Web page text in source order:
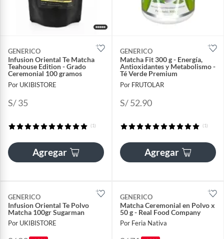
GENERICO
Infusion Oriental Te Matcha
Teahouse Edition - Grado
Ceremonial 100 gramos
Por UKIBISTORE
S/ 35
(1)
Agregar
GENERICO
Matcha Fit 300 g - Energía,
Antioxidantes y Metabolismo -
Té Verde Premium
Por FRUTOLAR
S/ 52.90
(1)
Agregar
GENERICO
Infusion Oriental Te Polvo
Matcha 100gr Sugarman
Por UKIBISTORE
GENERICO
Matcha Ceremonial en Polvo x
50 g - Real Food Company
Por Feria Nativa